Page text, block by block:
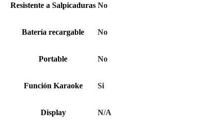
Resistente a Salpicaduras No
Batería recargable No
Portable No
Función Karaoke Si
Display N/A